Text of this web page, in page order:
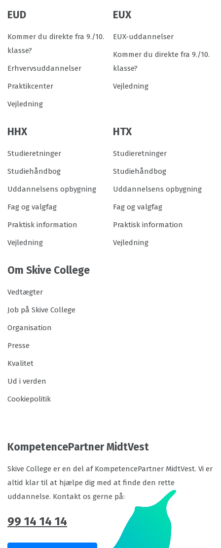
EUD
Kommer du direkte fra 9./10.
klasse?
Erhvervsuddannelser
Praktikcenter
Vejledning
EUX
EUX-uddannelser
Kommer du direkte fra 9./10.
klasse?
Vejledning
HHX
Studieretninger
Studiehåndbog
Uddannelsens opbygning
Fag og valgfag
Praktisk information
Vejledning
HTX
Studieretninger
Studiehåndbog
Uddannelsens opbygning
Fag og valgfag
Praktisk information
Vejledning
Om Skive College
Vedtægter
Job på Skive College
Organisation
Presse
Kvalitet
Ud i verden
Cookiepolitik
KompetencePartner MidtVest
Skive College er en del af KompetencePartner MidtVest. Vi er
altid klar til at hjælpe dig med at finde den rette
uddannelse. Kontakt os gerne på:
99 14 14 14